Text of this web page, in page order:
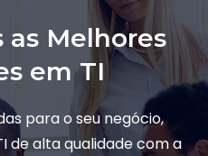
as Melhores
em TI
para o seu negócio,
de alta qualidade com a